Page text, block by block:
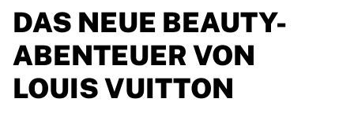
DAS NEUE BEAUTY-
ABENTEUER VON
LOUIS VUITTON